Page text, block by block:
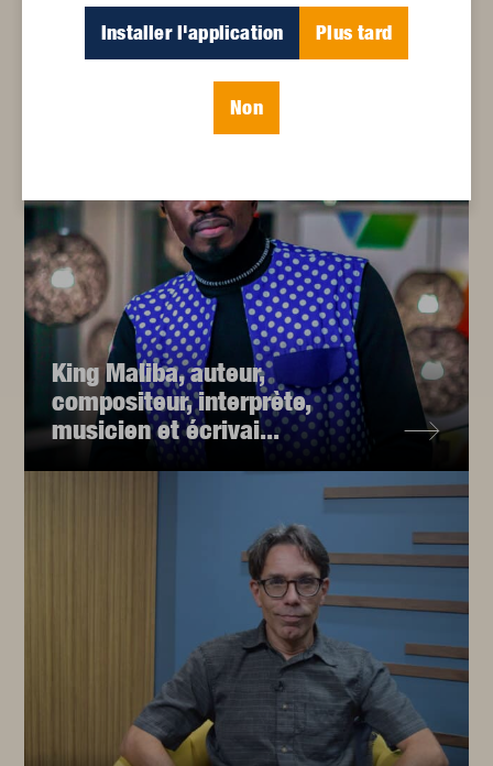
Maureen Martineau
King Maliba, auteur,
compositeur, interprète,
musicien et écrivai...
Installer l'application Plus tard
Non